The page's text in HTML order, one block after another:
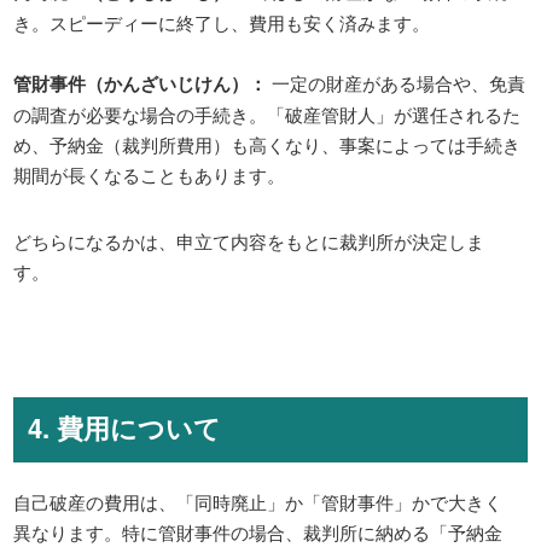
き。スピーディーに終了し、費用も安く済みます。
管財事件（かんざいじけん）： 一定の財産がある場合や、免責
の調査が必要な場合の手続き。「破産管財人」が選任されるた
め、予納金（裁判所費用）も高くなり、事案によっては手続き
期間が長くなることもあります。
どちらになるかは、申立て内容をもとに裁判所が決定しま
す。
4. 費用について
自己破産の費用は、「同時廃止」か「管財事件」かで大きく
異なります。特に管財事件の場合、裁判所に納める「予納金